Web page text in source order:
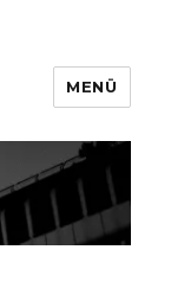
MENÜ